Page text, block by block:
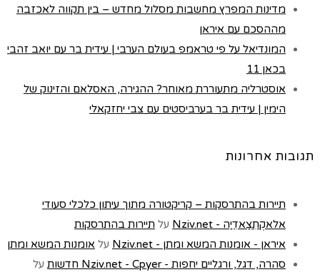
מדינות המפרץ מחשבות מסלול מחדש – בין תקווה לאכזבה
מההסכם עם איראן
המונדיאל על פי טראמפ בעולם הערבי | עידית בר עם יואב זהבי
בכאן 11
אוסטרליה מתעוררת מאוחר? ההגירה, האסלאם והזינוק של
הימין | עידית בר בערביסטים עם צבי יחזקאלי
תגובות אחרונות
תיירות בהתרסקות – קריקטורה מתוך עיתון כלכלי סעודי
אלאקְתִצַאדִיַה - Nziv.net
על תיירות בהתרסקות
איראן - אומנות המשא ומתן - Nziv.net
על אומנות המשא ומתן
סהרה, דגל, ורגליים יחפות - Nziv.net - Cpyer חדשות
על